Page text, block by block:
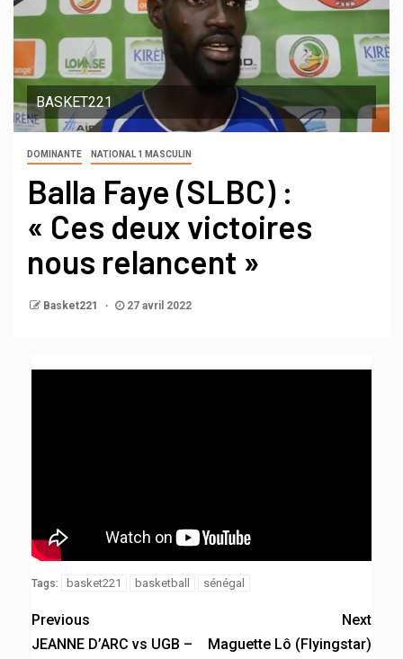
BASKET221
DOMINANTE NATIONAL 1 MASCULIN
Balla Faye (SLBC) :
« Ces deux victoires
nous relancent »
Basket221 27 avril 2022
Tags: basket221 basketball sénégal
Previous
JEANNE D’ARC vs UGB –
Next
Maguette Lô (Flyingstar)